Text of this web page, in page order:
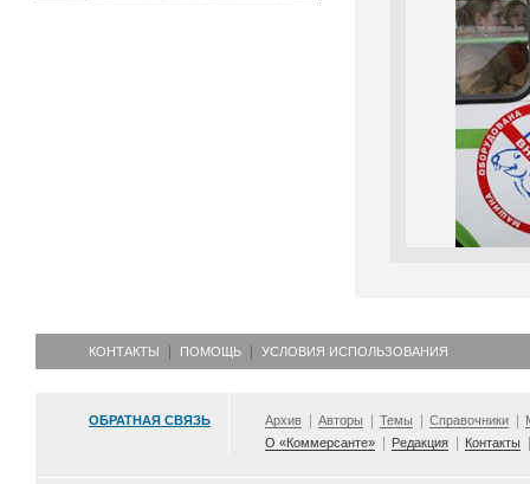
КОНТАКТЫ ПОМОЩЬ УСЛОВИЯ ИСПОЛЬЗОВАНИЯ
ОБРАТНАЯ СВЯЗЬ Архив Авторы Темы Справочники
О «Коммерсанте»
Редакция Контакты